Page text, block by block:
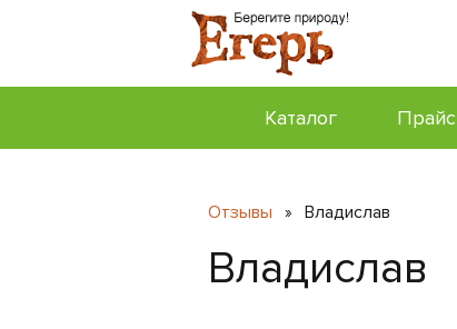
Каталог
Отзывы » Владислав
Владислав